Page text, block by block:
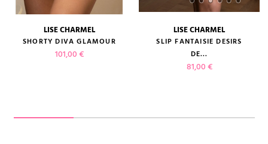
LISE CHARMEL
SHORTY DIVA GLAMOUR
Prix
101,00 €
LISE CHARMEL
SLIP FANTAISIE DESIRS
DE...
Prix
81,00 €